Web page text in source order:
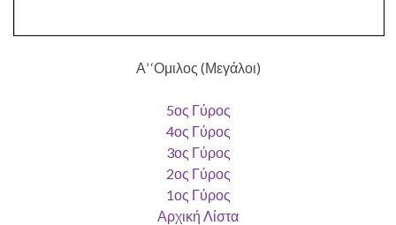
Α’ ‘Ομιλος (Μεγάλοι)
5ος Γύρος
4ος Γύρος
3ος Γύρος
2ος Γύρος
1ος Γύρος
Αρχική Λίστα